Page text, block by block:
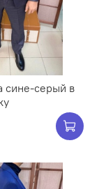
сине-серый в